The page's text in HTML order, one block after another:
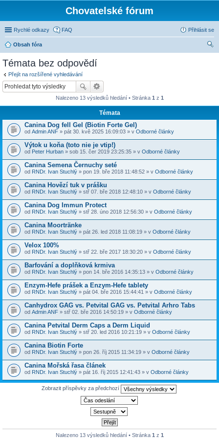
Chovatelské fórum
Rychlé odkazy FAQ Přihlásit se
Obsah fóra
Témata bez odpovědí
Přejít na rozšířené vyhledávání
Nalezeno 13 výsledků hledání • Stránka 1 z 1
Témata
Canina Dog fell Gel (Biotin Forte Gel)
od Admin ANF » pát 30. kvě 2025 16:09:03 » v Odborné články
Výtok u koňa (toto nie je vtip!)
od Peter Hurban » sob 15. čer 2019 23:25:35 » v Odborné články
Canina Semena Černuchy seté
od RNDr. Ivan Stuchlý » pon 19. bře 2018 11:48:52 » v Odborné články
Canina Hovězí tuk v prášku
od RNDr. Ivan Stuchlý » stř 07. bře 2018 12:48:10 » v Odborné články
Canina Dog Immun Protect
od RNDr. Ivan Stuchlý » stř 28. úno 2018 12:56:30 » v Odborné články
Canina Moortränke
od RNDr. Ivan Stuchlý » pát 26. led 2018 11:08:19 » v Odborné články
Velox 100%
od RNDr. Ivan Stuchlý » stř 22. bře 2017 18:30:20 » v Odborné články
Barfování a doplňková krmiva
od RNDr. Ivan Stuchlý » pon 14. bře 2016 14:35:13 » v Odborné články
Enzym-Hefe prášek a Enzym-Hefe tablety
od RNDr. Ivan Stuchlý » pát 04. bře 2016 15:44:41 » v Odborné články
Canhydrox GAG vs. Petvital GAG vs. Petvital Arhro Tabs
od Admin ANF » stř 02. bře 2016 14:50:19 » v Odborné články
Canina Petvital Derm Caps a Derm Liquid
od RNDr. Ivan Stuchlý » stř 20. led 2016 10:21:19 » v Odborné články
Canina Biotin Forte
od RNDr. Ivan Stuchlý » pon 26. říj 2015 11:34:19 » v Odborné články
Canina Mořská řasa článek
od RNDr. Ivan Stuchlý » pát 16. říj 2015 12:41:43 » v Odborné články
Zobrazit příspěvky za předchozí
Nalezeno 13 výsledků hledání • Stránka 1 z 1